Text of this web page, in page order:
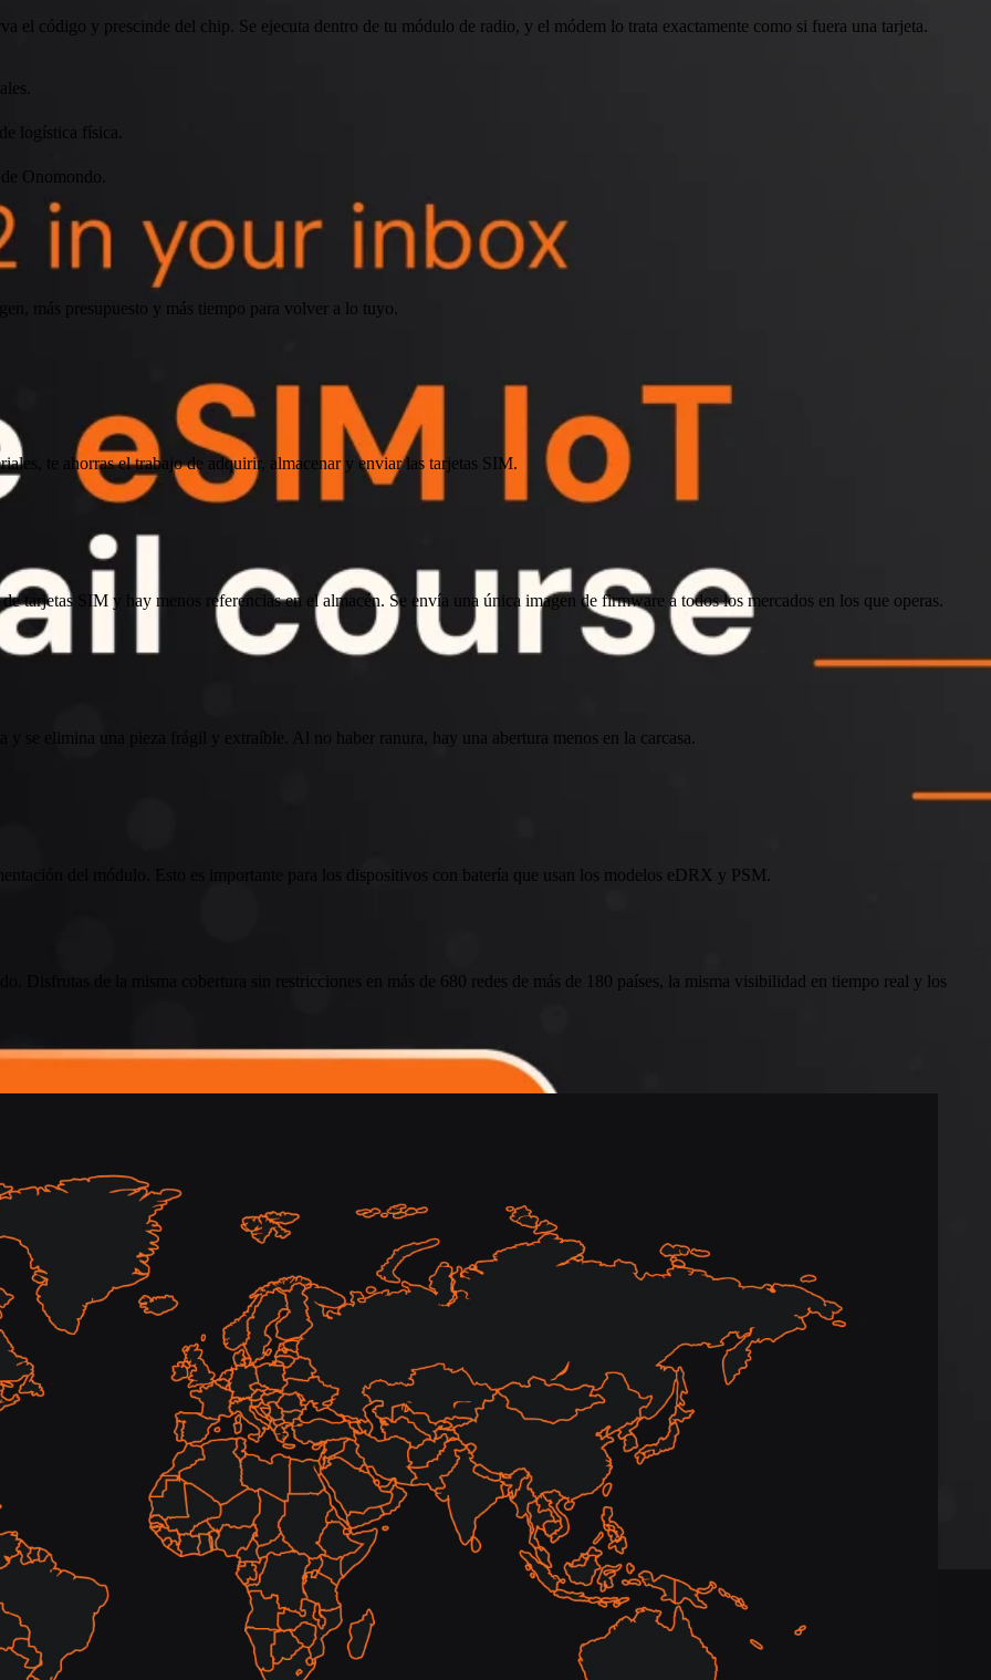
el código y prescinde del chip. Se ejecuta dentro de tu módulo de radio, y el módem lo trata exactamente como si fuera una tarjeta.
logística física.
Onomondo.
más presupuesto y más tiempo para volver a lo tuyo.
te ahorras el trabajo de adquirir, almacenar y enviar las tarjetas SIM.
tarjetas SIM y hay menos referencias en el almacén. Se envía una única imagen de firmware a todos los mercados en los que operas.
y se elimina una pieza frágil y extraíble. Al no haber ranura, hay una abertura menos en la carcasa.
del módulo. Esto es importante para los dispositivos con batería que usan los modelos eDRX y PSM.
Disfrutas de la misma cobertura sin restricciones en más de 680 redes de más de 180 países, la misma visibilidad en tiempo real y los